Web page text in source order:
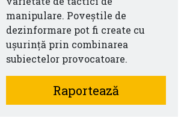
manipulare. Poveștile de
dezinformare pot fi create cu
ușurință prin combinarea
subiectelor provocatoare.
Raportează